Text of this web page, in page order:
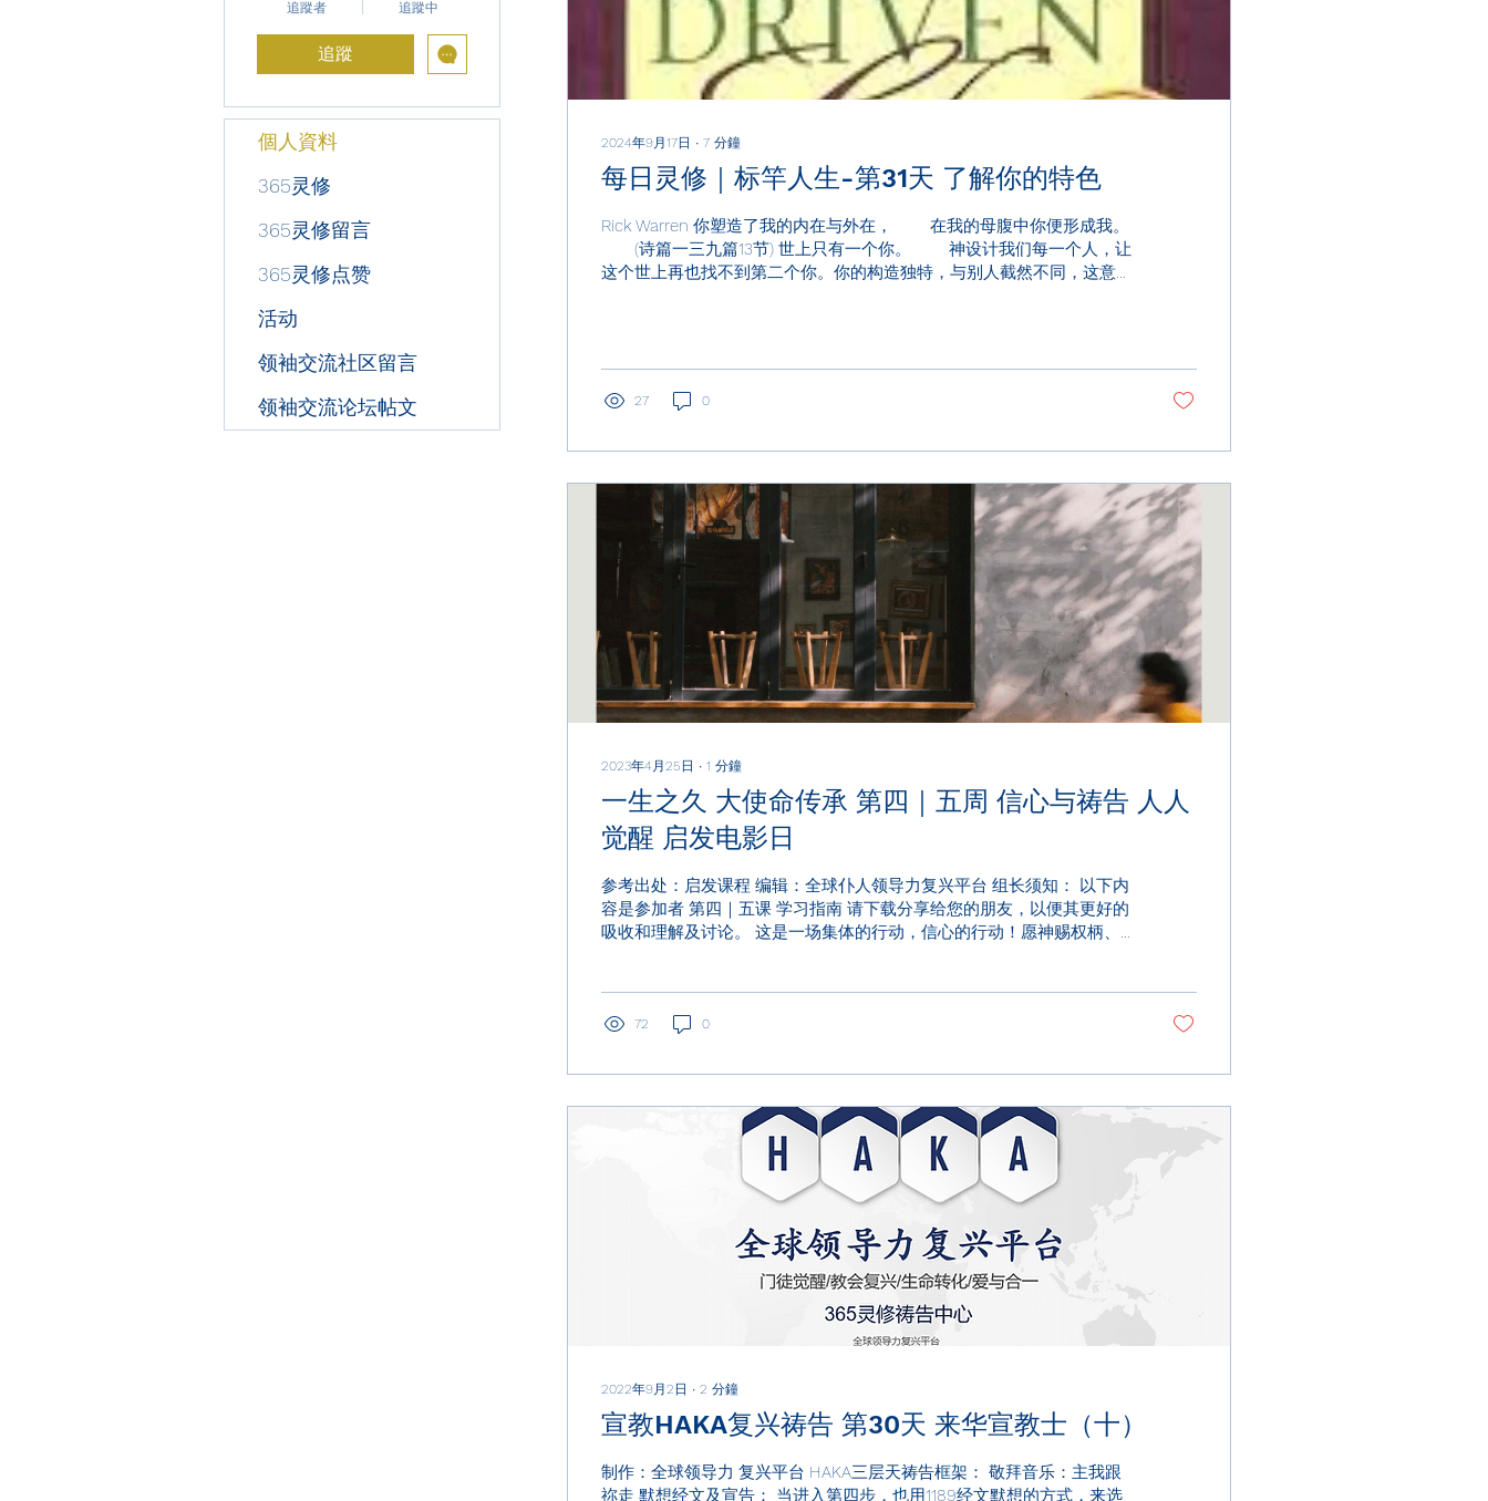
2024年9月17日 ∙ 7 分鐘
每日灵修｜标竿人生-第31天 了解你的特色
Rick Warren 你塑造了我的内在与外在， 在我的母腹中你便形成我。
(诗篇一三九篇13节) 世上只有一个你。 神设计我们每一个人，让
这个世上再也找不到第二个你。你的构造独特，与别人截然不同，这意即
27 0
2023年4月25日 ∙ 1 分鐘
一生之久 大使命传承 第四｜五周 信心与祷告 人人
觉醒 启发电影日
参考出处：启发课程 编辑：全球仆人领导力复兴平台 组长须知： 以下内
容是参加者 第四｜五课 学习指南 请下载分享给您的朋友，以便其更好的
吸收和理解及讨论。 这是一场集体的行动，信心的行动！愿神赐权柄、动
72 0
2022年9月2日 ∙ 2 分鐘
宣教HAKA复兴祷告 第30天 来华宣教士（十）
制作：全球领导力 复兴平台 HAKA三层天祷告框架： 敬拜音乐：主我跟
祢走 默想经文及宣告： 当进入第四步，也用1189经文默想的方式，来选
追蹤者 追蹤中
追蹤
個人資料
365灵修
365灵修留言
365灵修点赞
活动
领袖交流社区留言
领袖交流论坛帖文